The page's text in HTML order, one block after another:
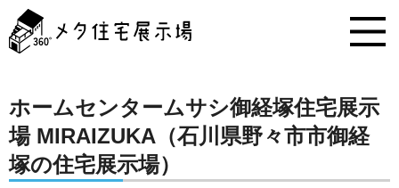
タ
住
示
場
コ
ン
テ
ホームセンタームサシ御経塚住宅展示
場 MIRAIZUKA（石川県野々市市御経
塚の住宅展示場）